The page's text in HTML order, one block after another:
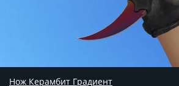
Нож Керамбит Градиент